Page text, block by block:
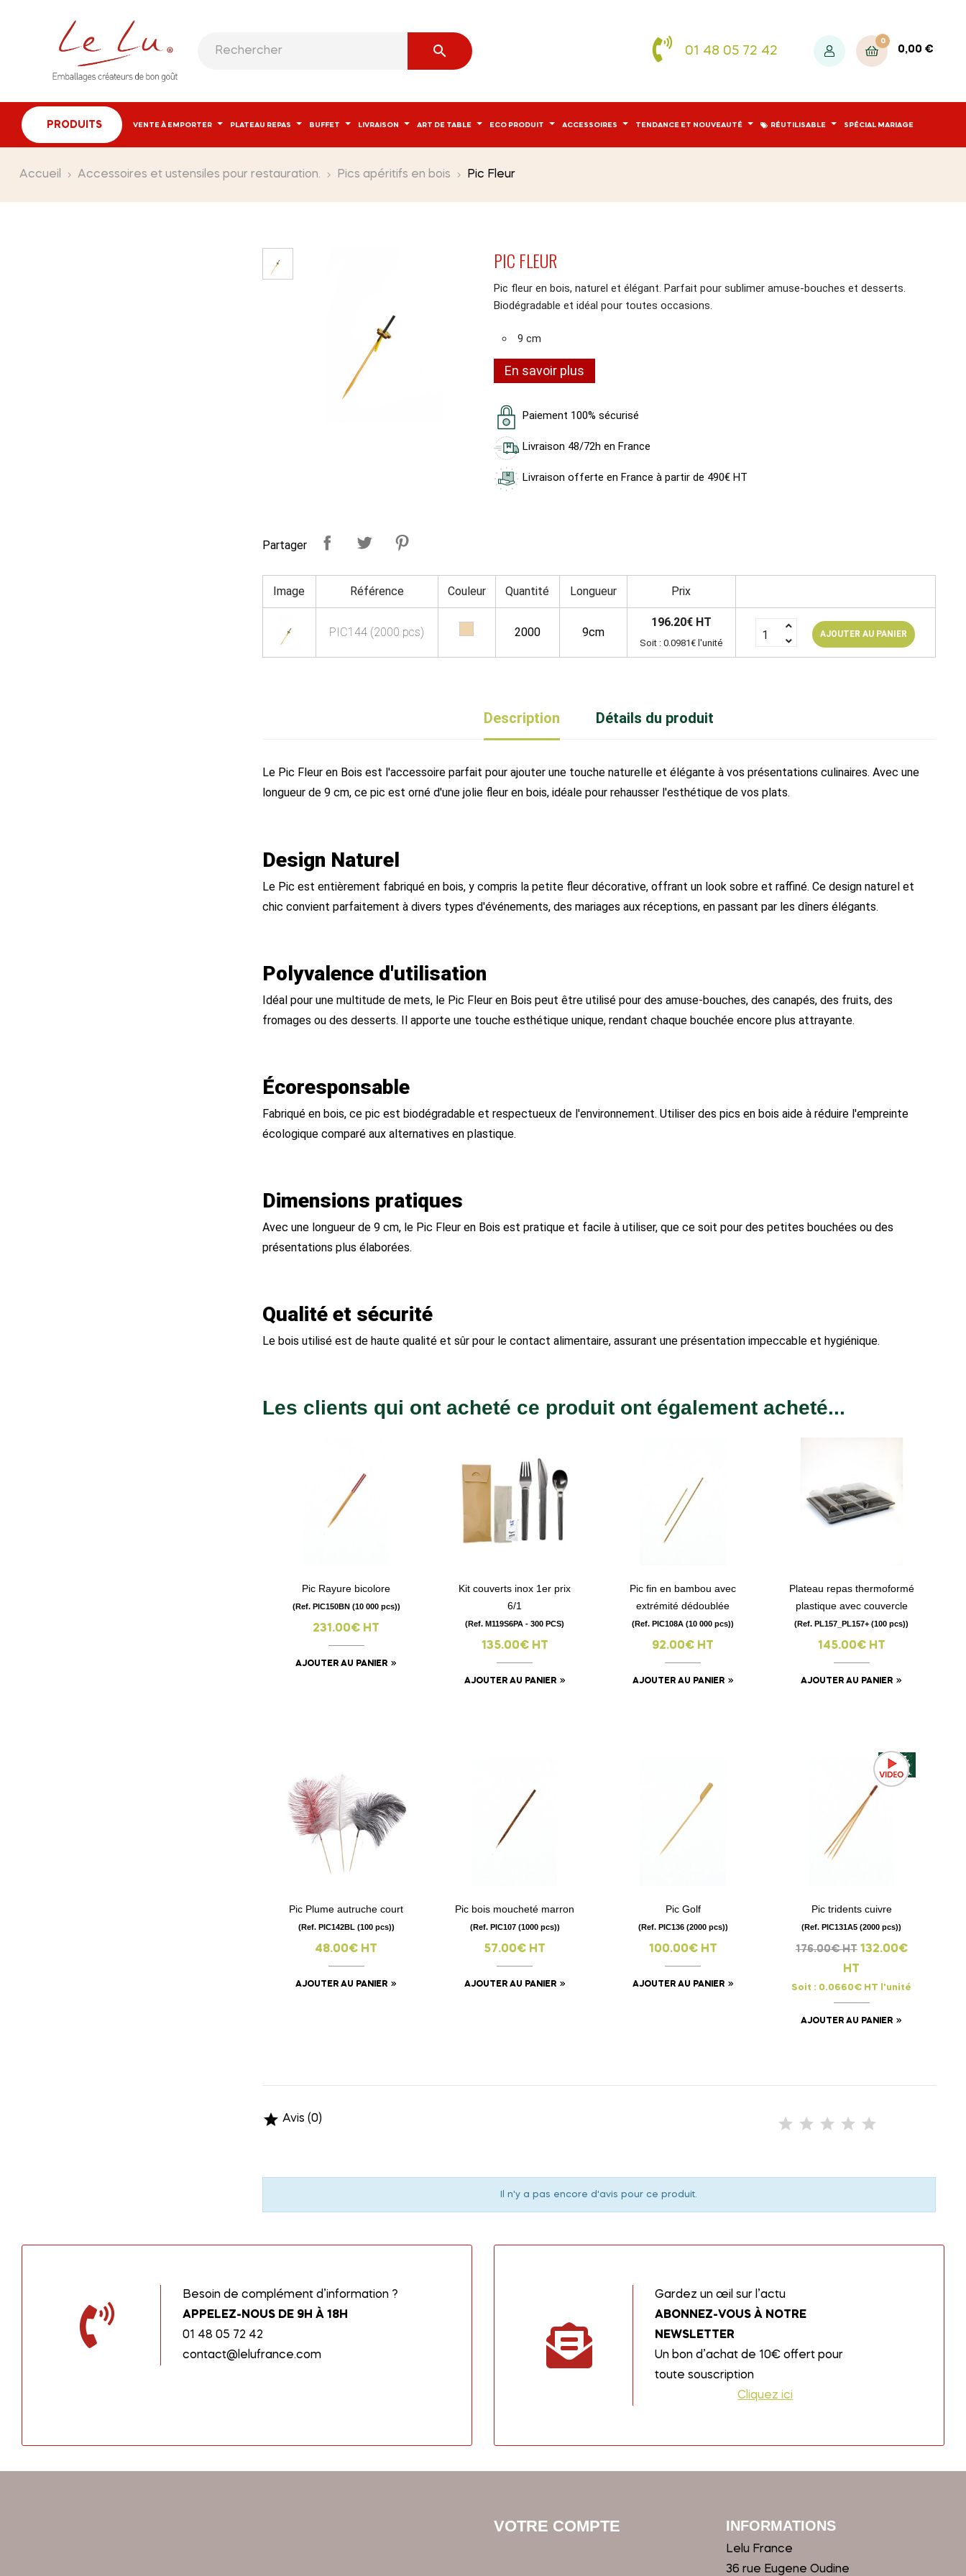
 01 48 05 72 42
0
0,00 €
PRODUITS VENTE À EMPORTER PLATEAU REPAS BUFFET LIVRAISON ART DE TABLE ECO PRODUIT ACCESSOIRES TENDANCE ET NOUVEAUTÉ RÉUTILISABLE SPÉCIAL MARIAGE
Accueil Accessoires et ustensiles pour restauration. Pics apéritifs en bois Pic Fleur
PIC FLEUR
Pic fleur en bois, naturel et élégant. Parfait pour sublimer amuse-bouches et desserts.
Biodégradable et idéal pour toutes occasions.
9 cm
En savoir plus
Paiement 100% sécurisé
Livraison 48/72h en France
Livraison offerte en France à partir de 490€ HT
Partager
Image Référence Couleur Quantité Longueur Prix
PIC144 (2000 pcs) 2000 9cm
196.20€ HT
Soit : 0.0981€ l'unité
AJOUTER AU PANIER
Description Détails du produit
Le Pic Fleur en Bois est l'accessoire parfait pour ajouter une touche naturelle et élégante à vos présentations culinaires. Avec une
longueur de 9 cm, ce pic est orné d'une jolie fleur en bois, idéale pour rehausser l'esthétique de vos plats.
Design Naturel
Le Pic est entièrement fabriqué en bois, y compris la petite fleur décorative, offrant un look sobre et raffiné. Ce design naturel et
chic convient parfaitement à divers types d'événements, des mariages aux réceptions, en passant par les dîners élégants.
Polyvalence d'utilisation
Idéal pour une multitude de mets, le Pic Fleur en Bois peut être utilisé pour des amuse-bouches, des canapés, des fruits, des
fromages ou des desserts. Il apporte une touche esthétique unique, rendant chaque bouchée encore plus attrayante.
Écoresponsable
Fabriqué en bois, ce pic est biodégradable et respectueux de l'environnement. Utiliser des pics en bois aide à réduire l'empreinte
écologique comparé aux alternatives en plastique.
Dimensions pratiques
Avec une longueur de 9 cm, le Pic Fleur en Bois est pratique et facile à utiliser, que ce soit pour des petites bouchées ou des
présentations plus élaborées.
Qualité et sécurité
Le bois utilisé est de haute qualité et sûr pour le contact alimentaire, assurant une présentation impeccable et hygiénique.
Les clients qui ont acheté ce produit ont également acheté...
visibility
Pic Rayure bicolore
(Ref. PIC150BN (10 000 pcs))
231.00€ HT
AJOUTER AU PANIER
visibility
Kit couverts inox 1er prix
6/1
(Ref. M119S6PA - 300 PCS)
135.00€ HT
AJOUTER AU PANIER
visibility
Pic fin en bambou avec
extrémité dédoublée
(Ref. PIC108A (10 000 pcs))
92.00€ HT
AJOUTER AU PANIER
visibility
Plateau repas thermoformé
plastique avec couvercle
(Ref. PL157_PL157+ (100 pcs))
145.00€ HT
AJOUTER AU PANIER
visibility
Pic Plume autruche court
(Ref. PIC142BL (100 pcs))
48.00€ HT
AJOUTER AU PANIER
visibility
Pic bois moucheté marron
(Ref. PIC107 (1000 pcs))
57.00€ HT
AJOUTER AU PANIER
visibility
Pic Golf
(Ref. PIC136 (2000 pcs))
100.00€ HT
AJOUTER AU PANIER
visibility
Pic tridents cuivre
(Ref. PIC131A5 (2000 pcs))
176.00€ HT 132.00€
HT
Soit : 0.0660€ HT l'unité
AJOUTER AU PANIER
-25%
 Avis (0)
Il n'y a pas encore d'avis pour ce produit.
Besoin de complément d’information ?
APPELEZ-NOUS DE 9H À 18H
01 48 05 72 42
contact@lelufrance.com
Gardez un œil sur l’actu
ABONNEZ-VOUS À NOTRE
NEWSLETTER
Un bon d’achat de 10€ offert pour
toute souscription
Cliquez ici
VOTRE COMPTE INFORMATIONS
Lelu France
36 rue Eugene Oudine